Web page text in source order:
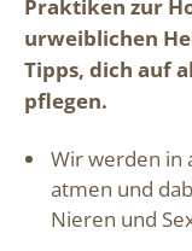
Praktiken zur
urweiblichen
Tipps, dich auf
pflegen.
Wir werden in
atmen und
Nieren und